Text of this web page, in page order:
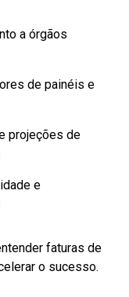
a órgãos
de painéis e
projeções de
e
faturas de
o sucesso.